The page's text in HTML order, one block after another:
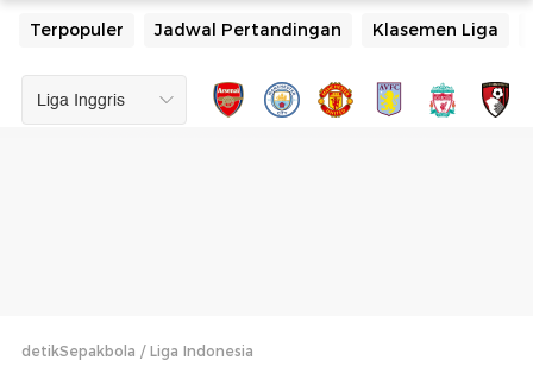
Terpopuler Jadwal Pertandingan Klasemen Liga
detikSepakbola Liga Indonesia